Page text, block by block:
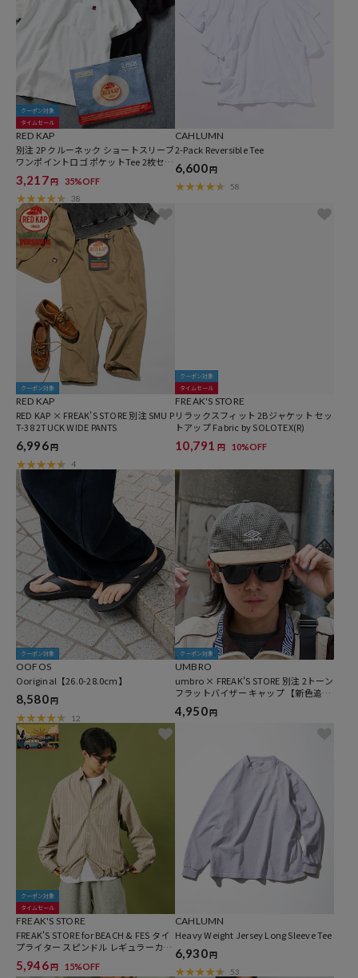
クーポン対象
タイムセール
RED KAP
別注 2P クルーネック ショートスリーブ
ワンポイントロゴ ポケットTee 2枚セッ
ト
3,217円 35%OFF
38
CAHLUMN
2-Pack Reversible Tee
6,600円
58
クーポン対象
RED KAP
RED KAP × FREAK'S STORE 別注 SMU P
T-38 2TUCK WIDE PANTS
6,996円
4
クーポン対象
タイムセール
FREAK'S STORE
リラックスフィット 2Bジャケット セッ
トアップ Fabric by SOLOTEX(R)
10,791 円 10%OFF
クーポン対象
OOFOS
Ooriginal【26.0-28.0cm】
8,580 円
12
クーポン対象
UMBRO
umbro × FREAK'S STORE 別注 2トーン
フラットバイザー キャップ 【新色追
加】
4,950 円
クーポン対象
タイムセール
FREAK'S STORE
FREAK'S STORE for BEACH & FES タイ
プライター スピンドル レギュラーカラ
ーシャツ
5,946円 15%OFF
CAHLUMN
Heavy Weight Jersey Long Sleeve Tee
6,930円
53